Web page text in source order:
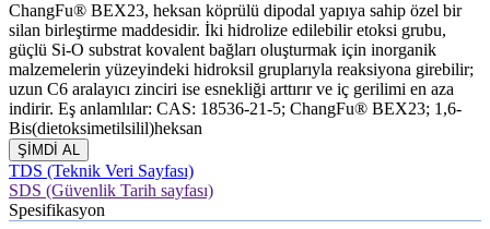
ChangFu® BEX23, heksan köprülü dipodal yapıya sahip özel bir
silan birleştirme maddesidir. İki hidrolize edilebilir etoksi grubu,
güçlü Si-O substrat kovalent bağları oluşturmak için inorganik
malzemelerin yüzeyindeki hidroksil gruplarıyla reaksiyona girebilir;
uzun C6 aralayıcı zinciri ise esnekliği arttırır ve iç gerilimi en aza
indirir. Eş anlamlılar: CAS: 18536-21-5; ChangFu® BEX23; 1,6-
Bis(dietoksimetilsilil)heksan
ŞİMDİ AL
TDS (Teknik Veri Sayfası)
SDS (Güvenlik Tarih sayfası)
Spesifikasyon